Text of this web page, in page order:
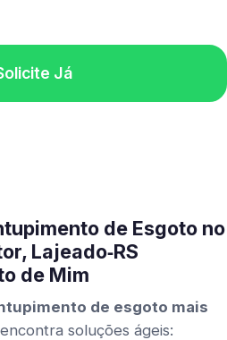
Já
de Esgoto no
Lajeado‑RS
de Mim
de esgoto mais
soluções ágeis: